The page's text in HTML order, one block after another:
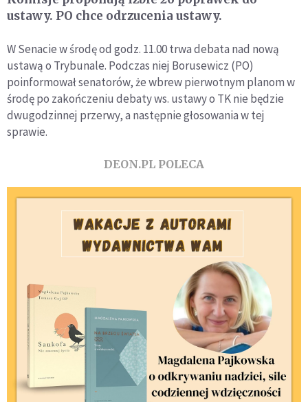
ustawy. PO chce odrzucenia ustawy.
W Senacie w środę od godz. 11.00 trwa debata nad nową
ustawą o Trybunale. Podczas niej Borusewicz (PO)
poinformował senatorów, że wbrew pierwotnym planom w
środę po zakończeniu debaty ws. ustawy o TK nie będzie
dwugodzinnej przerwy, a następnie głosowania w tej
sprawie.
DEON.PL POLECA